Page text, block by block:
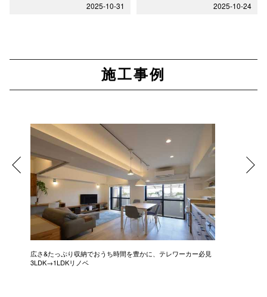
2025-10-31 2025-10-24
施工事例
広さ&たっぷり収納でおうち時間を豊かに、テレワーカー必見
3LDK→1LDKリノベ